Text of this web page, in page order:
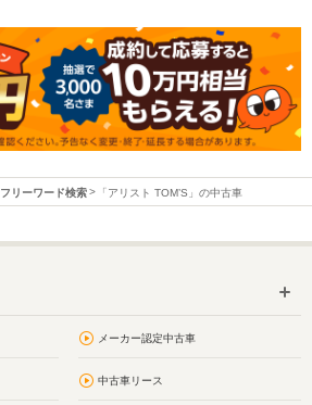
フリーワード検索 「アリスト TOM’S」の中古車
メーカー認定中古車
中古車リース